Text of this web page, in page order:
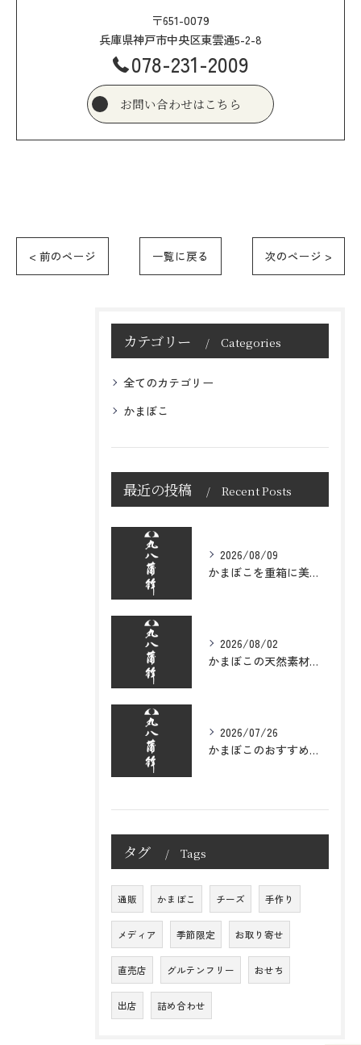
〒651-0079
兵庫県神戸市中央区東雲通5-2-8
078-231-2009
お問い合わせはこちら
< 前のページ 一覧に戻る 次のページ >
カテゴリー Categories
全てのカテゴリー
かまぼこ
最近の投稿 Recent Posts
2026/08/09
かまぼこを重箱に美しく詰めるコツと彩りのバランスを徹底解説
2026/08/02
かまぼこの天然素材にこだわる美味しさと安心を選ぶ健康志向ガイド
2026/07/26
かまぼこのおすすめを徹底比較して家庭や贈答で喜ばれる選び方と高級品の魅力を解説
タグ Tags
通販 かまぼこ チーズ 手作り
メディア 季節限定 お取り寄せ
直売店 グルテンフリー おせち
出店 詰め合わせ